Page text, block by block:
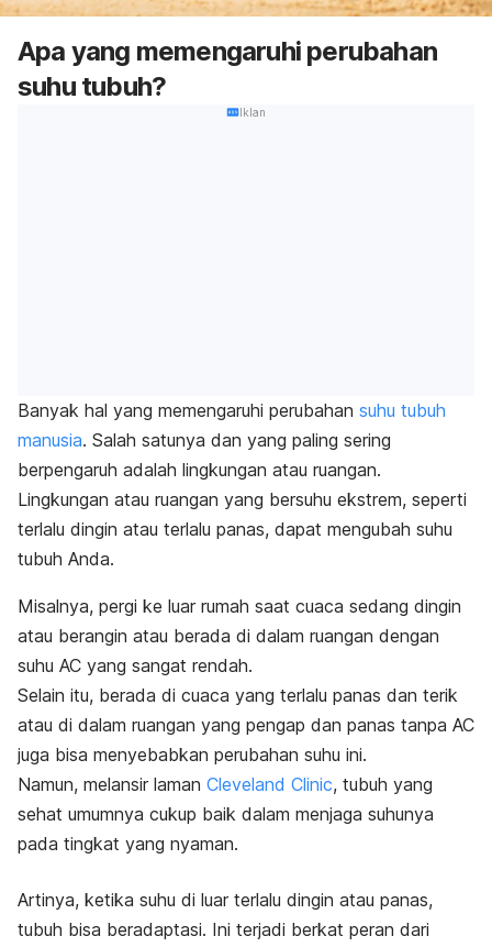
Apa yang memengaruhi perubahan
suhu tubuh?
Iklan
Banyak hal yang memengaruhi perubahan suhu tubuh
manusia. Salah satunya dan yang paling sering
berpengaruh adalah lingkungan atau ruangan.
Lingkungan atau ruangan yang bersuhu ekstrem, seperti
terlalu dingin atau terlalu panas, dapat mengubah suhu
tubuh Anda.
Misalnya, pergi ke luar rumah saat cuaca sedang dingin
atau berangin atau berada di dalam ruangan dengan
suhu AC yang sangat rendah.
Selain itu, berada di cuaca yang terlalu panas dan terik
atau di dalam ruangan yang pengap dan panas tanpa AC
juga bisa menyebabkan perubahan suhu ini.
Namun, melansir laman Cleveland Clinic, tubuh yang
sehat umumnya cukup baik dalam menjaga suhunya
pada tingkat yang nyaman.
Artinya, ketika suhu di luar terlalu dingin atau panas,
tubuh bisa beradaptasi. Ini terjadi berkat peran dari